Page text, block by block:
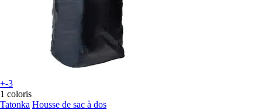
+-3
1 coloris
Tatonka Housse de sac à dos